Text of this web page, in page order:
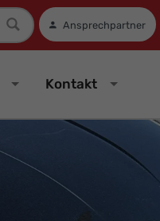
Ansprechpartner
Kontakt